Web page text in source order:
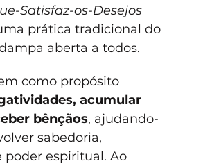
Satisfaz-os-Desejos
prática tradicional do
aberta a todos.
como propósito
acumular
bênçãos, ajudando-
sabedoria,
poder espiritual. Ao